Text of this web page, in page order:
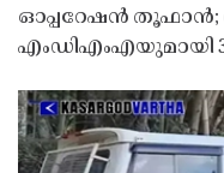
ഓപ്പറേഷൻ തൂഫാൻ;
എംഡിഎംഎയുമായി